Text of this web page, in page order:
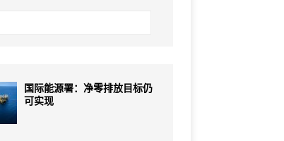
国际能源署：净零排放目标仍
可实现